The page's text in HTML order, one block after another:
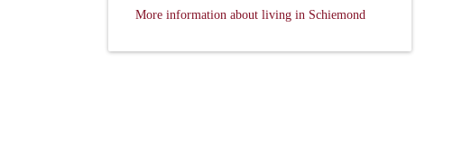
More information about living in Schiemond